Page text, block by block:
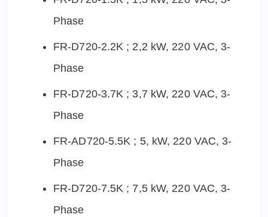
Phase
FR-D720-2.2K ; 2,2 kW, 220 VAC, 3-
Phase
FR-D720-3.7K ; 3,7 kW, 220 VAC, 3-
Phase
FR-AD720-5.5K ; 5, kW, 220 VAC, 3-
Phase
FR-D720-7.5K ; 7,5 kW, 220 VAC, 3-
Phase